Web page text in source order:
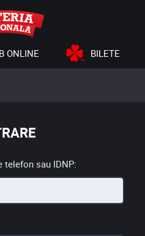
ONLINE BILETE
telefon sau IDNP: